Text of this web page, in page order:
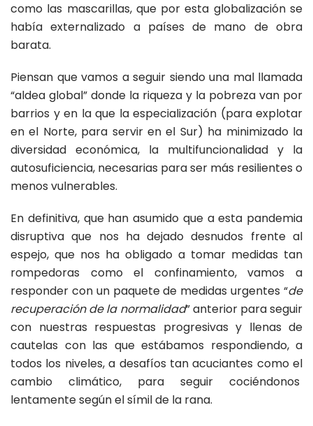
como las mascarillas, que por esta globalización se
había externalizado a países de mano de obra
barata.
Piensan que vamos a seguir siendo una mal llamada
“aldea global” donde la riqueza y la pobreza van por
barrios y en la que la especialización (para explotar
en el Norte, para servir en el Sur) ha minimizado la
diversidad económica, la multifuncionalidad y la
autosuficiencia, necesarias para ser más resilientes o
menos vulnerables.
En definitiva, que han asumido que a esta pandemia
disruptiva que nos ha dejado desnudos frente al
espejo, que nos ha obligado a tomar medidas tan
rompedoras como el confinamiento, vamos a
responder con un paquete de medidas urgentes “de
recuperación de la normalidad” anterior para seguir
con nuestras respuestas progresivas y llenas de
cautelas con las que estábamos respondiendo, a
todos los niveles, a desafíos tan acuciantes como el
cambio climático, para seguir cociéndonos
lentamente según el símil de la rana.